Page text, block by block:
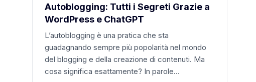
Autoblogging: Tutti i Segreti Grazie a
WordPress e ChatGPT
L’autoblogging è una pratica che sta
guadagnando sempre più popolarità nel mondo
del blogging e della creazione di contenuti. Ma
cosa significa esattamente? In parole…